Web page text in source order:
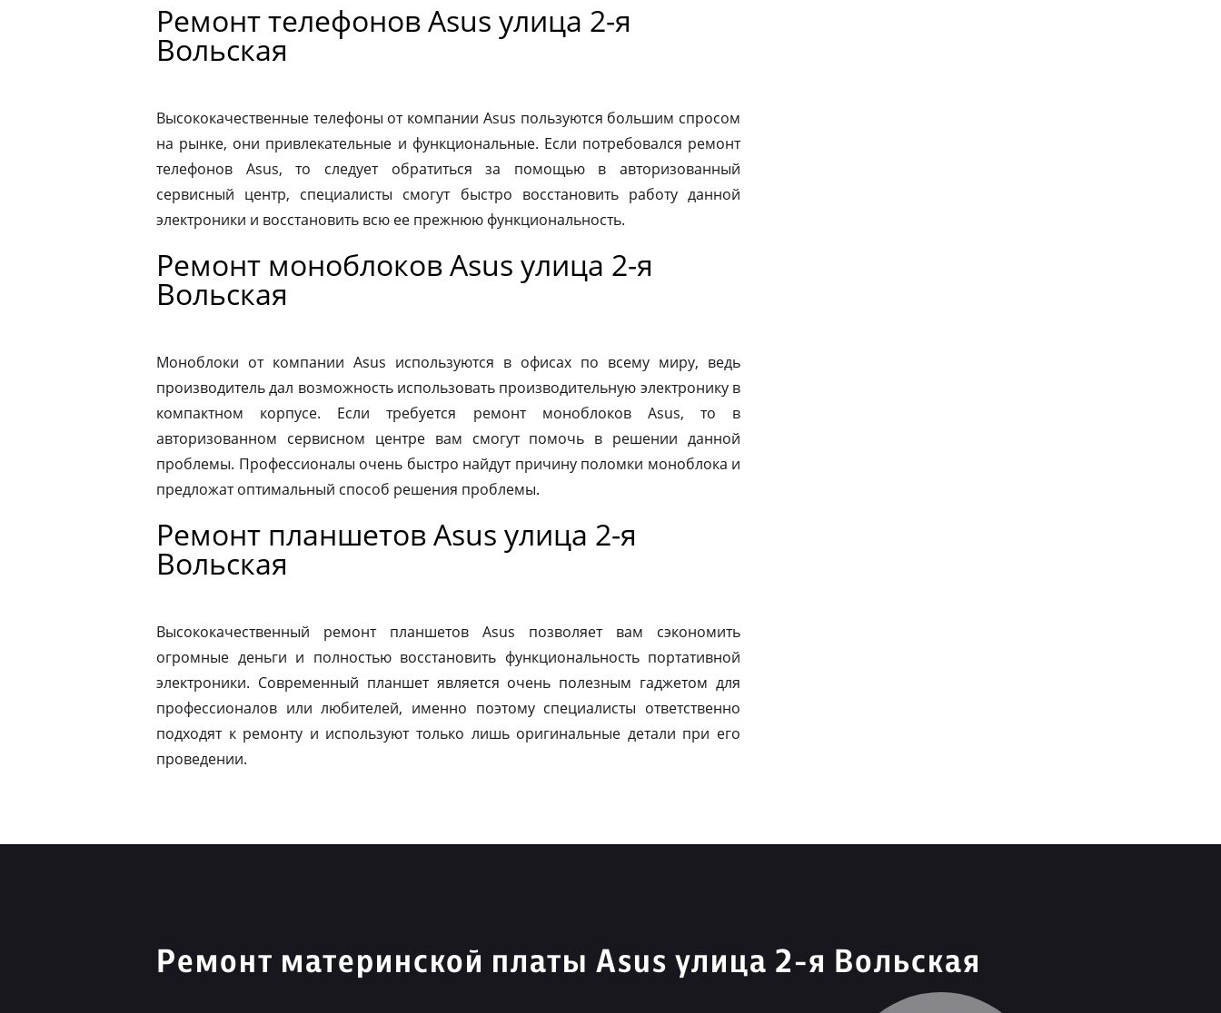
Ремонт телефонов Asus улица 2-я
Вольская
Высококачественные телефоны от компании Asus пользуются большим спросом
на рынке, они привлекательные и функциональные. Если потребовался ремонт
телефонов Asus, то следует обратиться за помощью в авторизованный
сервисный центр, специалисты смогут быстро восстановить работу данной
электроники и восстановить всю ее прежнюю функциональность.
Ремонт моноблоков Asus улица 2-я
Вольская
Моноблоки от компании Asus используются в офисах по всему миру, ведь
производитель дал возможность использовать производительную электронику в
компактном корпусе. Если требуется ремонт моноблоков Asus, то в
авторизованном сервисном центре вам смогут помочь в решении данной
проблемы. Профессионалы очень быстро найдут причину поломки моноблока и
предложат оптимальный способ решения проблемы.
Ремонт планшетов Asus улица 2-я
Вольская
Высококачественный ремонт планшетов Asus позволяет вам сэкономить
огромные деньги и полностью восстановить функциональность портативной
электроники. Современный планшет является очень полезным гаджетом для
профессионалов или любителей, именно поэтому специалисты ответственно
подходят к ремонту и используют только лишь оригинальные детали при его
проведении.
Ремонт материнской платы Asus улица 2-я Вольская